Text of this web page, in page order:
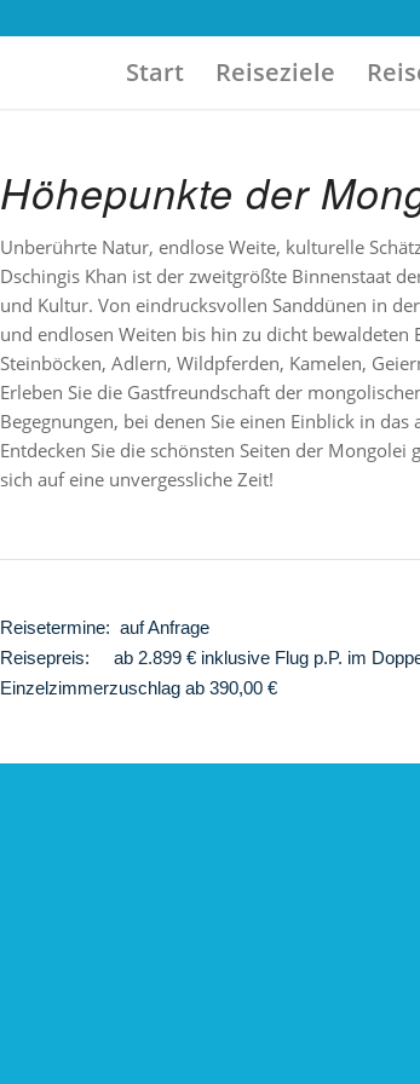
Start Reiseziele
Höhepunkte der
Unberührte Natur, endlose Weite, kulturelle
Dschingis Khan ist der zweitgrößte Binnenstaat
und Kultur. Von eindrucksvollen Sanddünen in
und endlosen Weiten bis hin zu dicht
Steinböcken, Adlern, Wildpferden, Kamelen,
Erleben Sie die Gastfreundschaft der
Begegnungen, bei denen Sie einen Einblick in
Entdecken Sie die schönsten Seiten der
sich auf eine unvergessliche Zeit!
Reisetermine: auf Anfrage
Reisepreis: ab 2.899 € inklusive Flug p.P. im
Einzelzimmerzuschlag ab 390,00 €